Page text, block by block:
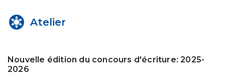
Atelier
Nouvelle édition du concours d'écriture: 2025-
2026